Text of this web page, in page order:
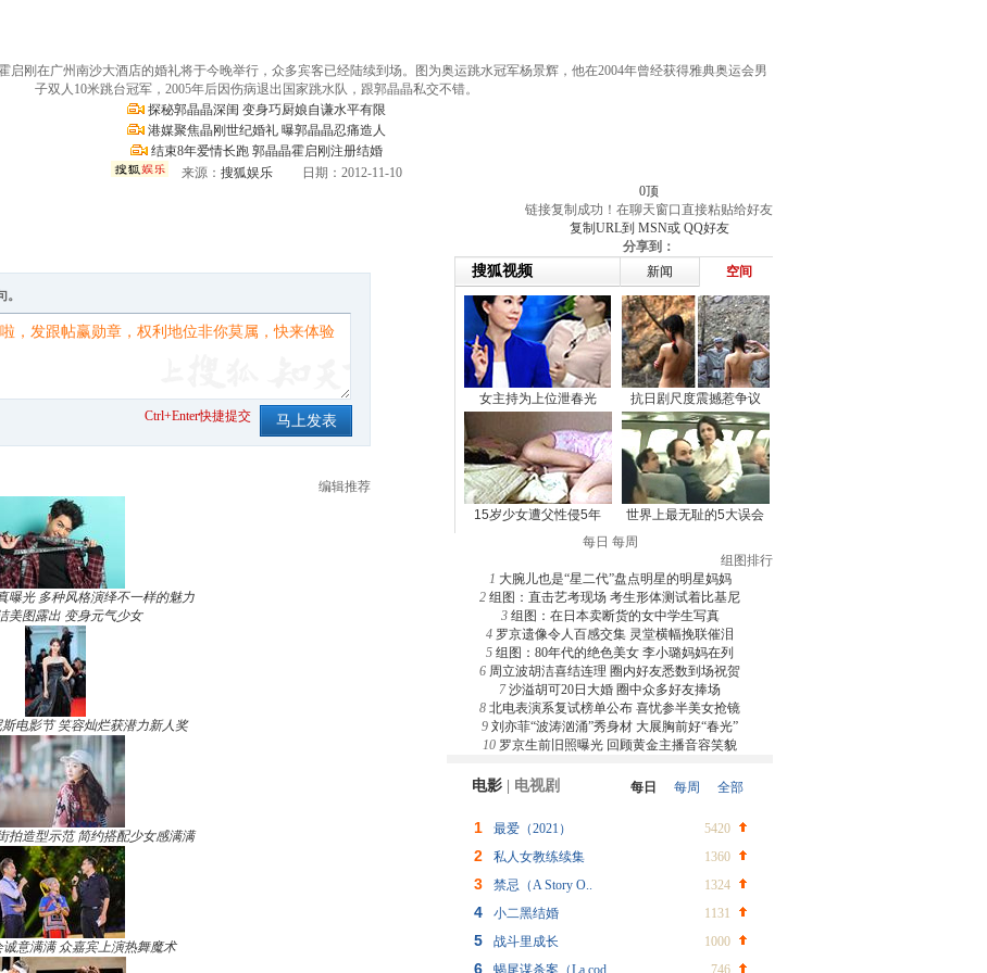
启刚在广州南沙大酒店的婚礼将于今晚举行，众多宾客已经陆续到场。图为奥运跳水冠军杨景辉，他在2004年曾经获得雅典奥运会男
子双人10米跳台冠军，2005年后因伤病退出国家跳水队，跟郭晶晶私交不错。
探秘郭晶晶深闺 变身巧厨娘自谦水平有限
港媒聚焦晶刚世纪婚礼 曝郭晶晶忍痛造人
结束8年爱情长跑 郭晶晶霍启刚注册结婚
来源： 搜狐娱乐 日期：2012-11-10
0顶
链接复制成功！在聊天窗口直接粘贴给好友
复制URL到 MSN或 QQ好友
分享到：
Ctrl+Enter快捷提交
编辑推荐
曝光 多种风格演绎不一样的魅力
美图露出 变身元气少女
电影节 笑容灿烂获潜力新人奖
拍造型示范 简约搭配少女感满满
意满满 众嘉宾上演热舞魔术
每日 每周
组图排行
1 大腕儿也是“星二代”盘点明星的明星妈妈
2 组图：直击艺考现场 考生形体测试着比基尼
3 组图：在日本卖断货的女中学生写真
4 罗京遗像令人百感交集 灵堂横幅挽联催泪
5 组图：80年代的绝色美女 李小璐妈妈在列
6 周立波胡洁喜结连理 圈内好友悉数到场祝贺
7 沙溢胡可20日大婚 圈中众多好友捧场
8 北电表演系复试榜单公布 喜忧参半美女抢镜
9 刘亦菲“波涛汹涌”秀身材 大展胸前好“春光”
10 罗京生前旧照曝光 回顾黄金主播音容笑貌
电影 电视剧 每日 每周 全部
5420
1
最爱（2021）
1360
2
私人女教练续集
1324
3
禁忌（A Story O..
1131
4
小二黑结婚
1000
5
战斗里成长
746
6 蝎尾谋杀案（La cod..